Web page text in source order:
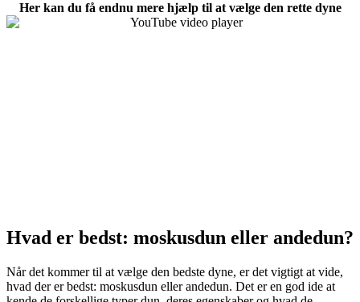
Her kan du få endnu mere hjælp til at vælge den rette dyne
Hvad er bedst: moskusdun eller andedun?
Når det kommer til at vælge den bedste dyne, er det vigtigt at vide,
hvad der er bedst: moskusdun eller andedun. Det er en god ide at